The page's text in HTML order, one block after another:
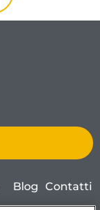
Blog Contatti